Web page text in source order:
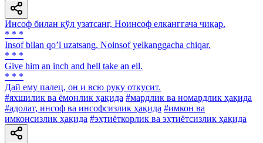
Инсоф билан қўл узатсанг, Ноинсоф елканггача чиқар.
* * *
Insof bilan qoʼl uzatsang, Noinsof yelkanggacha chiqar.
* * *
Give him an inch and hell take an ell.
* * *
Дай ему палец, он и всю руку откусит.
#яхшилик ва ёмонлик ҳақида #мардлик ва номардлик ҳақида
#адолат, инсоф ва инсофсизлик ҳақида #имкон ва
имконсизлик ҳақида #эҳтиёткорлик ва эҳтиётсизлик ҳақида